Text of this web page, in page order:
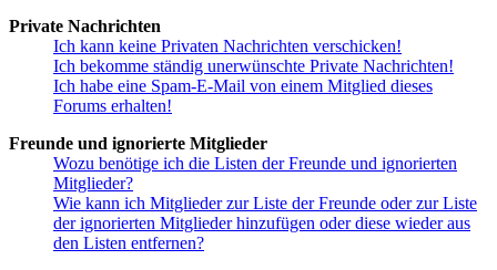
Private Nachrichten
Ich kann keine Privaten Nachrichten verschicken!
Ich bekomme ständig unerwünschte Private Nachrichten!
Ich habe eine Spam-E-Mail von einem Mitglied dieses
Forums erhalten!
Freunde und ignorierte Mitglieder
Wozu benötige ich die Listen der Freunde und ignorierten
Mitglieder?
Wie kann ich Mitglieder zur Liste der Freunde oder zur Liste
der ignorierten Mitglieder hinzufügen oder diese wieder aus
den Listen entfernen?